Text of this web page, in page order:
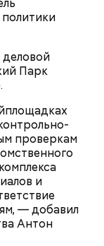
деловой
Парк
проверкам
и
— добавил
Антон
включить
метро и
через:
Мастер
мимоз в
было
работал
в
«Сорок